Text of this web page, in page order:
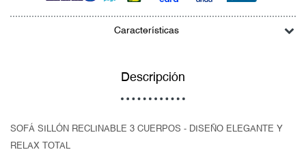
Características
Descripción
SOFÁ SILLÓN RECLINABLE 3 CUERPOS - DISEÑO ELEGANTE Y
RELAX TOTAL